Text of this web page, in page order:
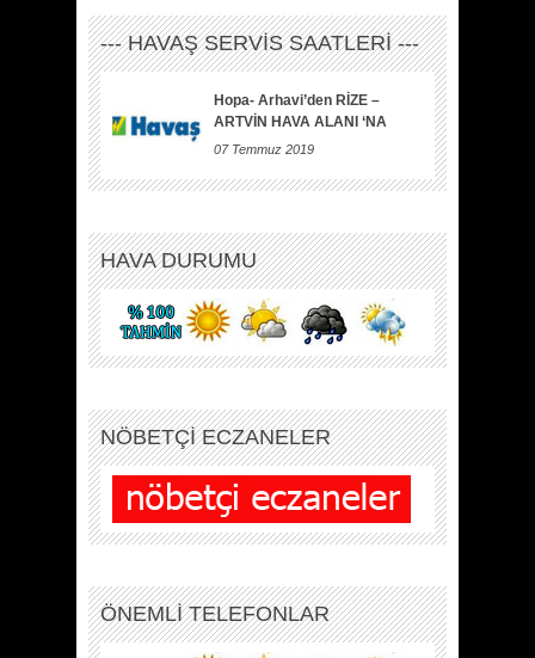
--- HAVAŞ SERVİS SAATLERİ ---
Hopa- Arhavi’den RİZE –
ARTVİN HAVA ALANI ‘NA
07 Temmuz 2019
HAVA DURUMU
NÖBETÇİ ECZANELER
ÖNEMLİ TELEFONLAR